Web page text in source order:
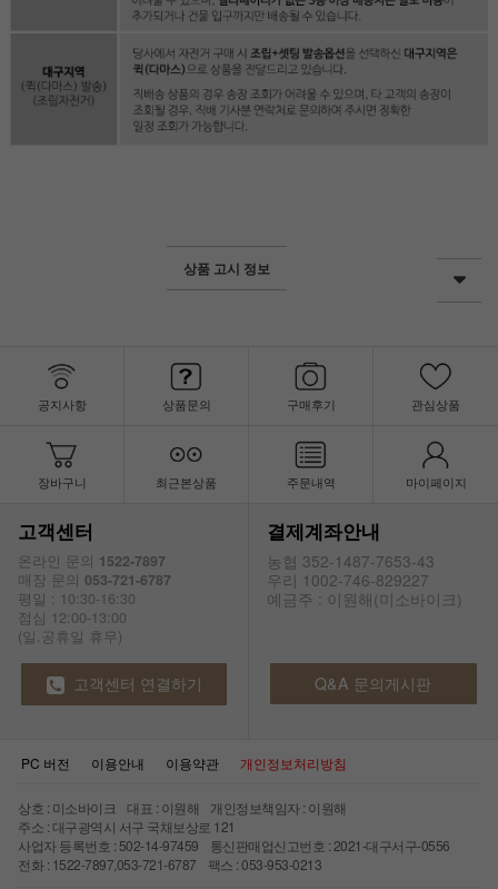
상품 고시 정보
공지사항 상품문의 구매후기 관심상품
장바구니 최근본상품 주문내역 마이페이지
고객센터
온라인 문의 1522-7897
매장 문의 053-721-6787
평일 : 10:30-16:30
점심 12:00-13:00
(일.공휴일 휴무)
결제계좌안내
농협 352-1487-7653-43
우리 1002-746-829227
예금주 : 이원해(미소바이크)
고객센터 연결하기 Q&A 문의게시판
PC 버전 이용안내 이용약관 개인정보처리방침
상호 : 미소바이크 대표 : 이원해 개인정보책임자 : 이원해
주소 : 대구광역시 서구 국채보상로 121
사업자 등록번호 : 502-14-97459 통신판매업신고번호 : 2021-대구서구-0556
전화 : 1522-7897,053-721-6787 팩스 : 053-953-0213